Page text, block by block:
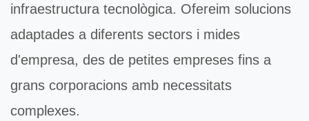
infraestructura tecnològica. Ofereim solucions
adaptades a diferents sectors i mides
d'empresa, des de petites empreses fins a
grans corporacions amb necessitats
complexes.